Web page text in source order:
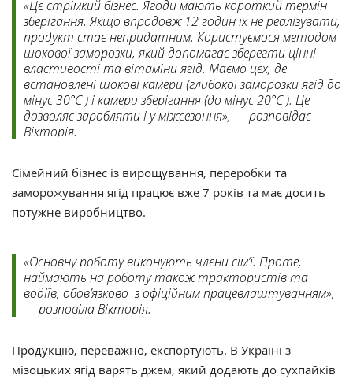
«Це стрімкий бізнес. Ягоди мають короткий термін
зберігання. Якщо впродовж 12 годин їх не реалізувати,
продукт стає непридатним. Користуємося методом
шокової заморозки, який допомагає зберегти цінні
властивості та вітаміни ягід. Маємо цех, де
встановлені шокові камери (глибокої заморозки ягід до
мінус 30°С ) і камери зберігання (до мінус 20°С ). Це
дозволяє заробляти і у міжсезоння», — розповідає
Вікторія.
Сімейний бізнес із вирощування, переробки та
заморожування ягід працює вже 7 років та має досить
потужне виробництво.
«Основну роботу виконують члени сім’ї. Проте,
наймають на роботу також трактористів та
водіїв, обов’язково з офіційним працевлаштуванням»,
— розповіла Вікторія.
Продукцію, переважно, експортують. В Україні з
мізоцьких ягід варять джем, який додають до сухпайків